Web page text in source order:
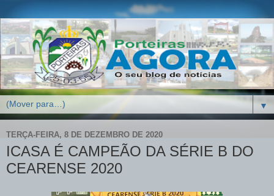
▼
TERÇA-FEIRA, 8 DE DEZEMBRO DE 2020
ICASA É CAMPEÃO DA SÉRIE B DO
CEARENSE 2020